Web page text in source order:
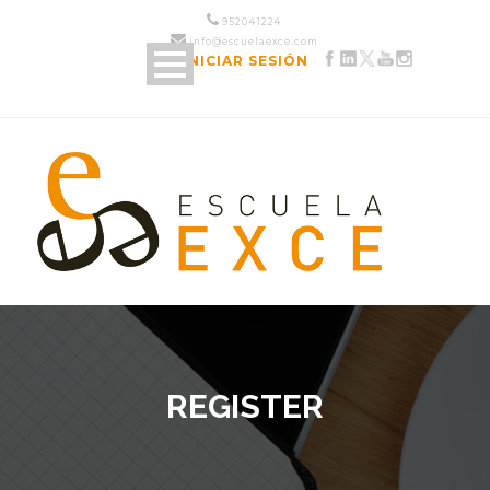
952 04 12 24
info@escuelaexce.com
INICIAR SESIÓN
REGISTER